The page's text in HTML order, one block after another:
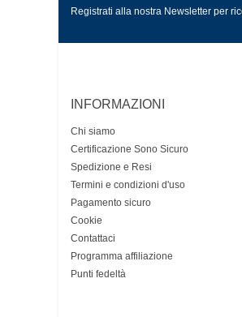
Registrati alla nostra Newsletter per
INFORMAZIONI
Chi siamo
Certificazione Sono Sicuro
Spedizione e Resi
Termini e condizioni d'uso
Pagamento sicuro
Cookie
Contattaci
Programma affiliazione
Punti fedeltà